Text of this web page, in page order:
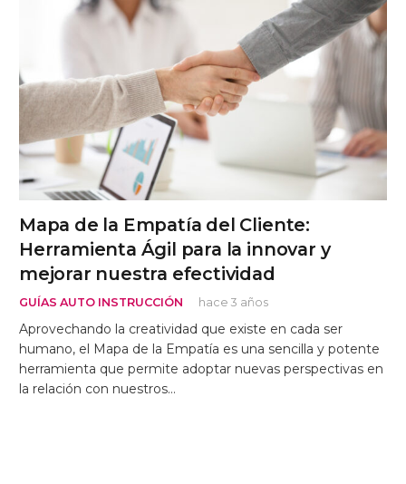
Mapa de la Empatía del Cliente:
Herramienta Ágil para la innovar y
mejorar nuestra efectividad
GUÍAS AUTO INSTRUCCIÓN hace 3 años
Aprovechando la creatividad que existe en cada ser
humano, el Mapa de la Empatía es una sencilla y potente
herramienta que permite adoptar nuevas perspectivas en
la relación con nuestros…